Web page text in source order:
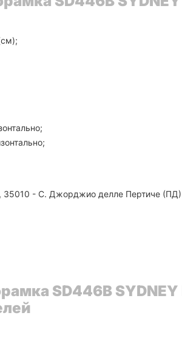
35010 - С. Джорджио делле Пертиче (ПД)
SD446B SYDNEY